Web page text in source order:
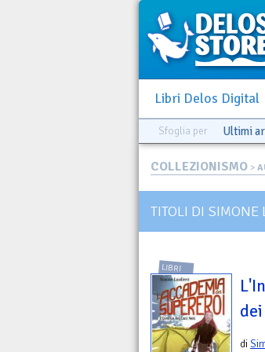
Libri Delos Digital
Sfoglia per Ultimi
COLLEZIONISMO >
TITOLI DI SIMONE
LIBRI
di